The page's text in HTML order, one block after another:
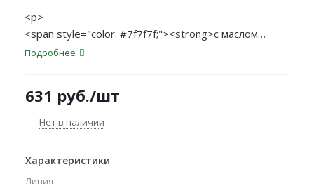
<p>
<span style="color: #7f7f7f;"><strong>с маслом
зеленого кофе и экстрактом муира пуама</strong>
<span style="color: #7f7f7f;">Моделирует контуры
тела • Увлажняет</span>
Подробнее
631 руб./шт
Нет в наличии
Характеристики
Линия